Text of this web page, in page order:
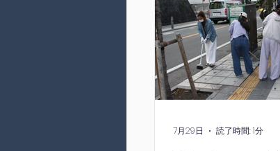
7月29日 読了時間: 1分